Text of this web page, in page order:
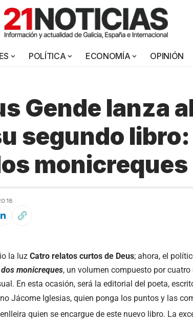
POLÍTICA ECONOMÍA OPINIÓN
Gende lanza
segundo libro:
monicreques
la luz Catro relatos curtos de Deus; ahora, el
monicreques, un volumen compuesto por
En esta ocasión, será la editorial del poeta,
Jácome Iglesias, quien ponga los puntos y las
quien se encargue de este nuevo libro. La